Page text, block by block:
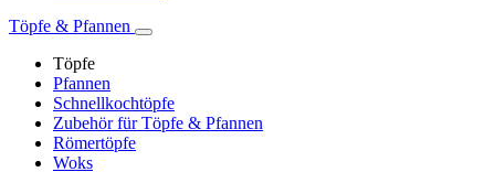
Töpfe & Pfannen
Töpfe
Pfannen
Schnellkochtöpfe
Zubehör für Töpfe & Pfannen
Römertöpfe
Woks